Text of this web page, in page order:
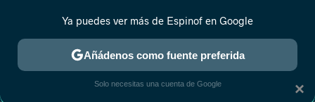
ESTRENOS REALITY ANIME RANKINGS CINE
×
Ya puedes ver más de Espinof en Google
Añádenos como fuente preferida
Solo necesitas una cuenta de Google